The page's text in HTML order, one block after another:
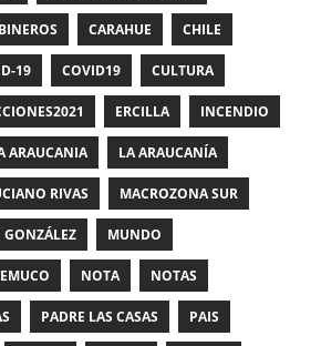
CARAHUE CHILE
19 COVID19 CULTURA
ERCILLA INCENDIO
ARAUCANIA LA ARAUCANÍA
RIVAS MACROZONA SUR
GONZÁLEZ MUNDO
NOTA NOTAS
PADRE LAS CASAS PAIS